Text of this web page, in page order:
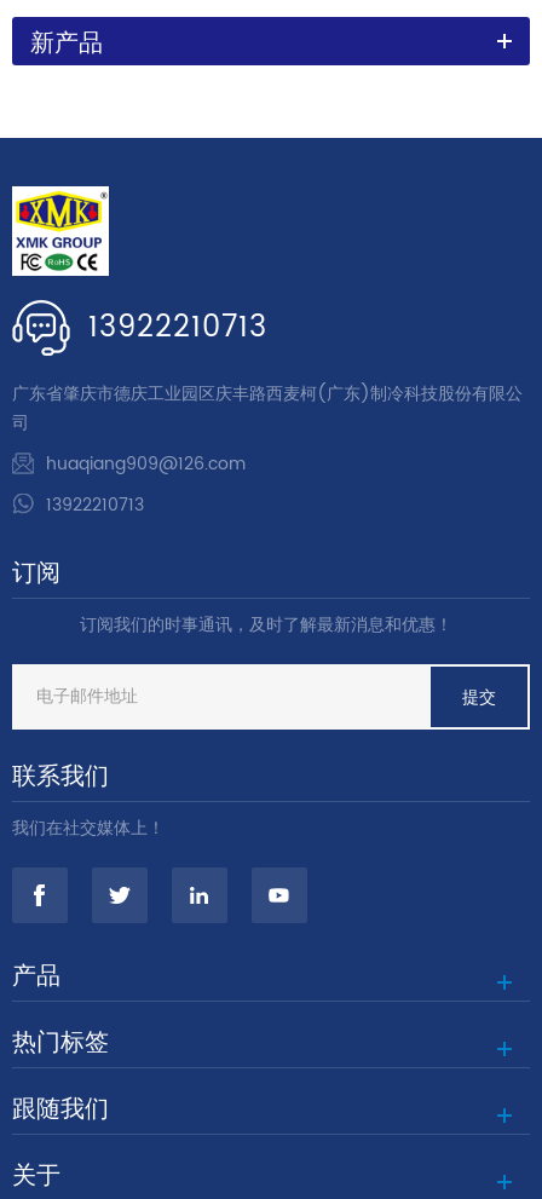
新产品
13922210713
广东省肇庆市德庆工业园区庆丰路西麦柯(广东)制冷科技股份有限公
司
huaqiang909@126.com
13922210713
订阅
订阅我们的时事通讯，及时了解最新消息和优惠！
联系我们
我们在社交媒体上！
产品
热门标签
跟随我们
关于